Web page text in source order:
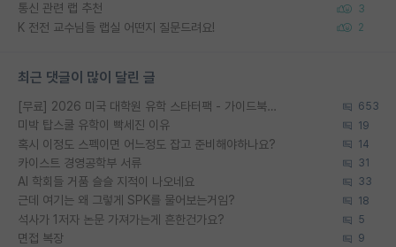
통신 관련 랩 추천 3
K 전전 교수님들 랩실 어떤지 질문드려요! 2
최근 댓글이 많이 달린 글
[무료] 2026 미국 대학원 유학 스타터팩 - 가이드북 & 합격자 컨택메일 템플릿 653
미박 탑스쿨 유학이 빡세진 이유 19
혹시 이정도 스펙이면 어느정도 잡고 준비해야하나요? 14
카이스트 경영공학부 서류 31
AI 학회들 거품 슬슬 지적이 나오네요 33
근데 여기는 왜 그렇게 SPK를 물어보는거임? 18
석사가 1저자 논문 가져가는게 흔한건가요? 5
면접 복장 9